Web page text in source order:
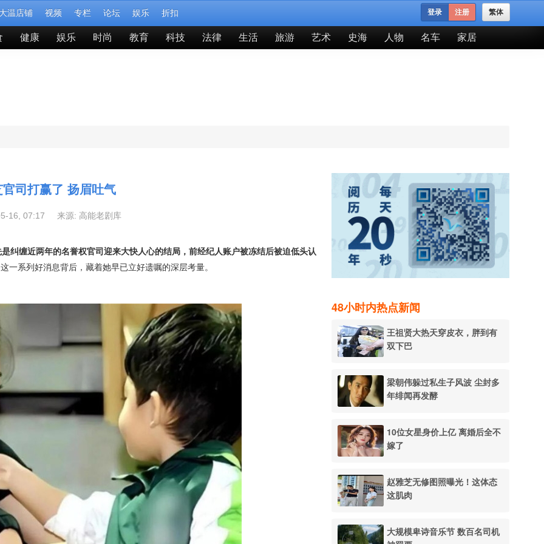
温店铺 视频 专栏 论坛 娱乐 折扣 繁体
登录 注册
健康 娱乐 时尚 教育 科技 法律 生活 旅游 艺术 史海 人物 名车 家居
司打赢了 扬眉吐气
16, 07:17 来源: 高能老剧库
是纠缠近两年的名誉权官司迎来大快人心的结局，前经纪人账户被冻结后被迫低头认
一系列好消息背后，藏着她早已立好遗嘱的深层考量。
48小时内热点新闻
王祖贤大热天穿皮衣，胖到有
双下巴
梁朝伟躲过私生子风波 尘封多
年绯闻再发酵
10位女星身价上亿 离婚后全不
嫁了
赵雅芝无修图照曝光！这体态
这肌肉
大规模卑诗音乐节 数百名司机